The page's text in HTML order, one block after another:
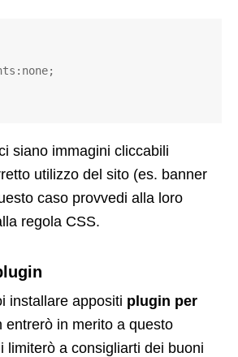
siano immagini cliccabili
utilizzo del sito (es. banner
caso provvedi alla loro
regola CSS.
installare appositi plugin per
entrerò in merito a questo
limiterò a consigliarti dei buoni